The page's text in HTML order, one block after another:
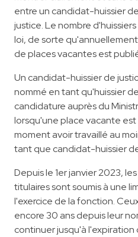
entre un candidat-huissier
justice. Le nombre
loi, de sorte
de places vacantes est
Un candidat-huissier de
nommé en tant qu'huissier
candidature auprès du
lorsqu'une place vacante
moment avoir travaillé au
tant que candidat-huissier
Depuis le 1er janvier 2023,
titulaires sont soumis à une
l'exercice de la fonction.
encore 30 ans depuis leur
continuer jusqu'à l'expiration